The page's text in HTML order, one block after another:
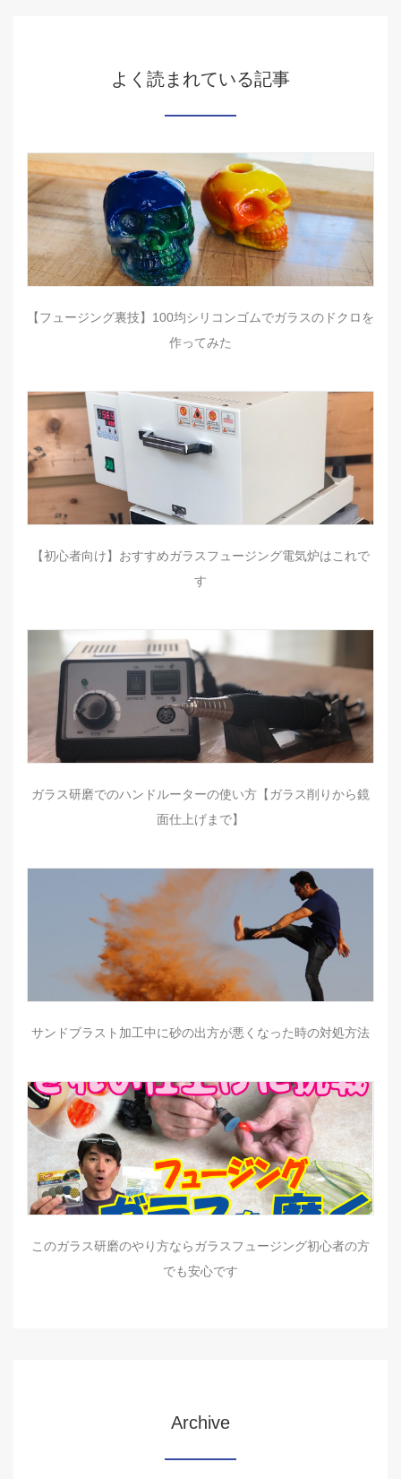
よく読まれている記事
【フュージング裏技】100均シリコンゴムでガラスのドクロを
作ってみた
【初心者向け】おすすめガラスフュージング電気炉はこれで
す
ガラス研磨でのハンドルーターの使い方【ガラス削りから鏡
面仕上げまで】
サンドブラスト加工中に砂の出方が悪くなった時の対処方法
このガラス研磨のやり方ならガラスフュージング初心者の方
でも安心です
Archive